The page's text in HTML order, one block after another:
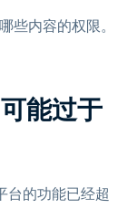
些内容的权限。
能过于
台的功能已经超